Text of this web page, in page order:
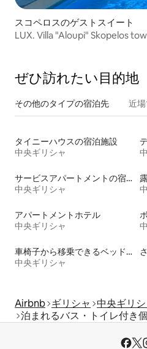
スコペロスのゲストスイート
LUX. Villa "Aloupi" Skopelos
ぜひ訪⁠れ⁠た⁠い目⁠的⁠地
その他のタ⁠イ⁠プ⁠の宿⁠泊⁠先 近
タイニーハウスの宿泊施設
中央ギリシャ
サービスアパートメントの宿泊施設
中央ギリシャ
アパートメントホテル
中央ギリシャ
車椅子から移乗できるベッドがある宿泊施設
中央ギリシャ
Airbnb ギリシャ 中央ギリシ
泊まれるバス・トイレ付き